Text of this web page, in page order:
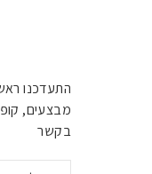
התעדכנו
מבצעים,
בקשר
אימייל